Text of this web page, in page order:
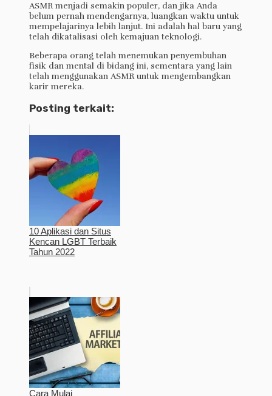
ASMR menjadi semakin populer, dan jika Anda
belum pernah mendengarnya, luangkan waktu untuk
mempelajarinya lebih lanjut. Ini adalah hal baru yang
telah dikatalisasi oleh kemajuan teknologi.
Beberapa orang telah menemukan penyembuhan
fisik dan mental di bidang ini, sementara yang lain
telah menggunakan ASMR untuk mengembangkan
karir mereka.
Posting terkait:
10 Aplikasi dan Situs
Kencan LGBT Terbaik
Tahun 2022
Cara Mulai